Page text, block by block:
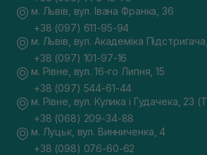
м. Львів, вул. Івана Франка, 36
+38 (097) 611-95-94
м. Львів, вул. Академіка
+38 (097) 101-97-16
м. Рівне, вул. 16-го Липня, 15
+38 (097) 544-61-44
м. Рівне, вул. Кулика і Гудачека, 23
+38 (068) 209-34-88
м. Луцьк, вул. Винниченка, 4
+38 (098) 076-60-62